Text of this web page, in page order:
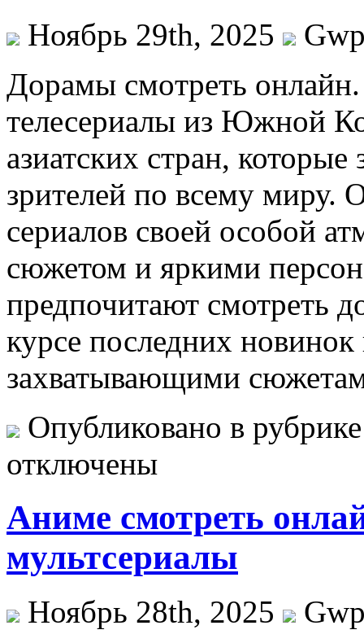
Ноябрь 29th, 2025
Дoрaмы смoтрeть
телесериалы из Южной
азиатских стран,
зрителей по всему миру.
сериалов своей особой
сюжетом и яркими
предпочитают смотреть
курсе последних новинок
захватывающими
Опубликовано в
отключены
Аниме смотреть
мультсериалы
Ноябрь 28th, 2025